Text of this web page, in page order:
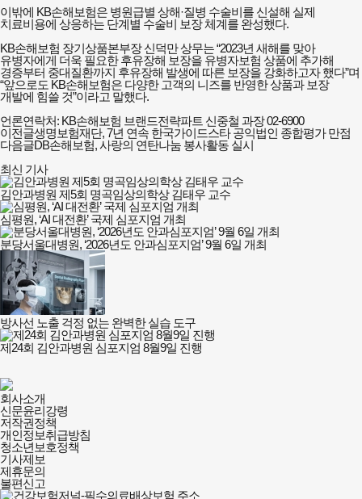
이밖에 KB손해보험은 병원급별 상해·질병 수술비를 신설해 실제
치료비용에 상응하는 단계별 수술비 보장 체계를 완성했다.
KB손해보험 장기상품본부장 신덕만 상무는 “2023년 새해를 맞아
유병자에게 더욱 필요한 후유장해 보장을 유병자보험 상품에 추가해
경증부터 중대질환까지 후유장해 발생에 따른 보장을 강화하고자 했다”며
“앞으로도 KB손해보험은 다양한 고객의 니즈를 반영한 상품과 보장
개발에 힘쓸 것”이라고 말했다.
언론연락처: KB손해보험 브랜드전략파트 신중철 과장 02-6900
이전글생명보험재단, 7년 연속 한국가이드스타 공익법인 종합평가 만점
다음글DB손해보험, 사랑의 연탄나눔 봉사활동 실시
최신 기사
김안과병원 제5회 명곡임상의학상 김태우 교수
심평원, ‘AI 대전환’ 국제 심포지엄 개최
분당서울대병원, ‘2026년도 안과심포지엄’ 9월 6일 개최
방사선 노출 걱정 없는 완벽한 실습 도구
제24회 김안과병원 심포지엄 8월9일 진행
건강보험저널-
필수의료배상보험
회사소개
및
정책안내
회사소개
신문윤리강령
저작권정책
개인정보취급방침
청소년보호정책
기사제보
제휴문의
불편신고